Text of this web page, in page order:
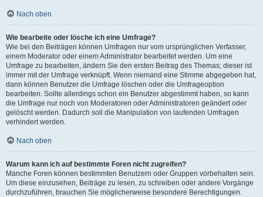
Nach oben
Wie bearbeite oder lösche ich eine Umfrage?
Wie bei den Beiträgen können Umfragen nur vom ursprünglichen Verfasser,
einem Moderator oder einem Administrator bearbeitet werden. Um eine
Umfrage zu bearbeiten, ändern Sie den ersten Beitrag des Themas; dieser ist
immer mit der Umfrage verknüpft. Wenn niemand eine Stimme abgegeben hat,
dann können Benutzer die Umfrage löschen oder die Umfrageoption
bearbeiten. Sollte allerdings schon ein Benutzer abgestimmt haben, so kann
die Umfrage nur noch von Moderatoren oder Administratoren geändert oder
gelöscht werden. Dadurch soll die Manipulation von laufenden Umfragen
verhindert werden.
Nach oben
Warum kann ich auf bestimmte Foren nicht zugreifen?
Manche Foren können bestimmten Benutzern oder Gruppen vorbehalten sein.
Um diese einzusehen, Beiträge zu lesen, zu schreiben oder andere Vorgänge
durchzuführen, brauchen Sie möglicherweise besondere Berechtigungen.